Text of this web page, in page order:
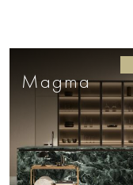
Magma